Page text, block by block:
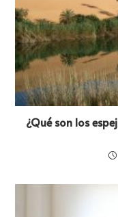
¿Qué son los